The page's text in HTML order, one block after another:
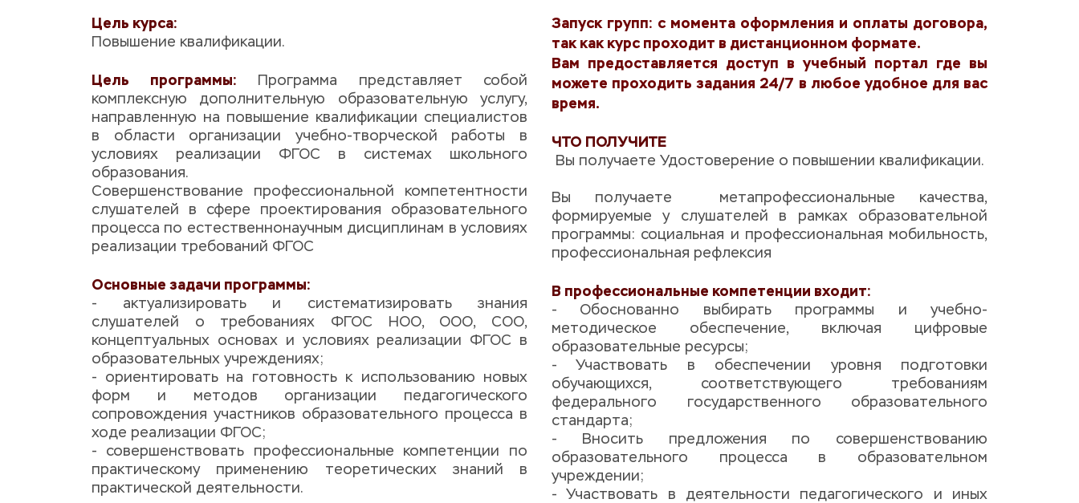
Цель курса:
Повышение квалификации.
Цель программы: Программа представляет собой
комплексную дополнительную образовательную услугу,
направленную на повышение квалификации специалистов
в области организации учебно-творческой работы в
условиях реализации ФГОС в системах школьного
образования. ​
Совершенствование профессиональной компетентности
слушателей в сфере проектирования образовательного
процесса по естественнонаучным дисциплинам в условиях
реализации требований ФГОС
Основные задачи программы:
- актуализировать и систематизировать знания
слушателей о требованиях ФГОС НОО, ООО, СОО,
концептуальных основах и условиях реализации ФГОС в
образовательных учреждениях;
- ориентировать на готовность к использованию новых
форм и методов организации педагогического
сопровождения участников образовательного процесса в
ходе реализации ФГОС;
- совершенствовать профессиональные компетенции по
практическому применению теоретических знаний в
практической деятельности.
Запуск групп: с момента оформления и оплаты договора,
так как курс проходит в дистанционном формате.
Вам предоставляется доступ в учебный портал где вы
можете проходить задания 24/7 в любое удобное для вас
время.
ЧТО ПОЛУЧИТЕ
Вы получаете Удостоверение о повышении квалификации.
Вы получаете  метапрофессиональные качества,
формируемые у слушателей в рамках образовательной
программы: социальная и профессиональная мобильность,
профессиональная рефлексия
В профессиональные компетенции входит:
- Обоснованно выбирать программы и учебно-
методическое обеспечение, включая цифровые
образовательные ресурсы;
- Участвовать в обеспечении уровня подготовки
обучающихся, соответствующего требованиям
федерального государственного образовательного
стандарта;
- Вносить предложения по совершенствованию
образовательного процесса в образовательном
учреждении;
- Участвовать в деятельности педагогического и иных